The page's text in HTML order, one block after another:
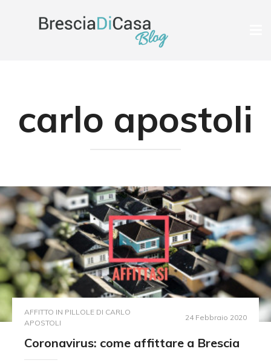
carlo apostoli
AFFITTO IN PILLOLE DI CARLO
APOSTOLI
24 Febbraio 2020
Coronavirus: come affittare a Brescia